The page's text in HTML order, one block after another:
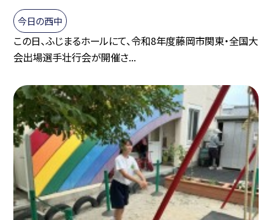
今日の西中
この日、ふじまるホールにて、令和8年度藤岡市関東・全国大
会出場選手壮行会が開催さ...